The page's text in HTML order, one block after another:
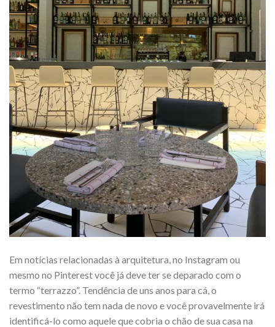
Em notícias relacionadas à arquitetura, no Instagram ou
mesmo no Pinterest você já deve ter se deparado com o
termo “terrazzo”. Tendência de uns anos para cá, o
revestimento não tem nada de novo e você provavelmente irá
identificá-lo como aquele que cobria o chão de sua casa na